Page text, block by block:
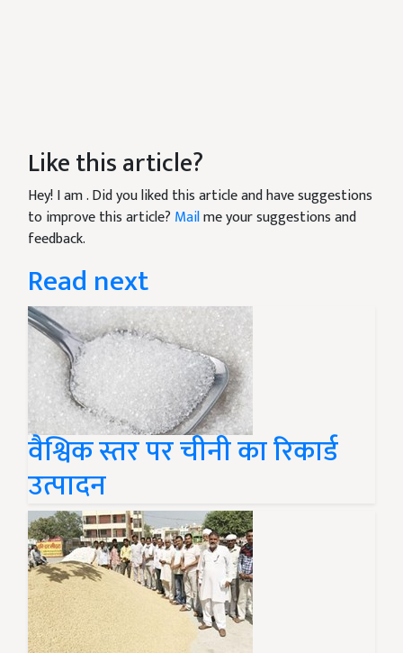
Like this article?
Hey! I am. Did you liked this article and have suggestions
to improve this article? Mailme your suggestions and
feedback.
Read next
वैश्विक स्तर पर चीनी का रिकार्ड
उत्पादन